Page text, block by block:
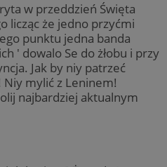
w przeddzień Święta
licząc że jedno przyćmi
punktu jedna banda
' dowalo Se do żłobu i przy
Jak by niy patrzeć
Niy mylić z Leninem!
najbardziej aktualnym